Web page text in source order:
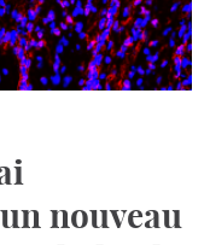
nouveau